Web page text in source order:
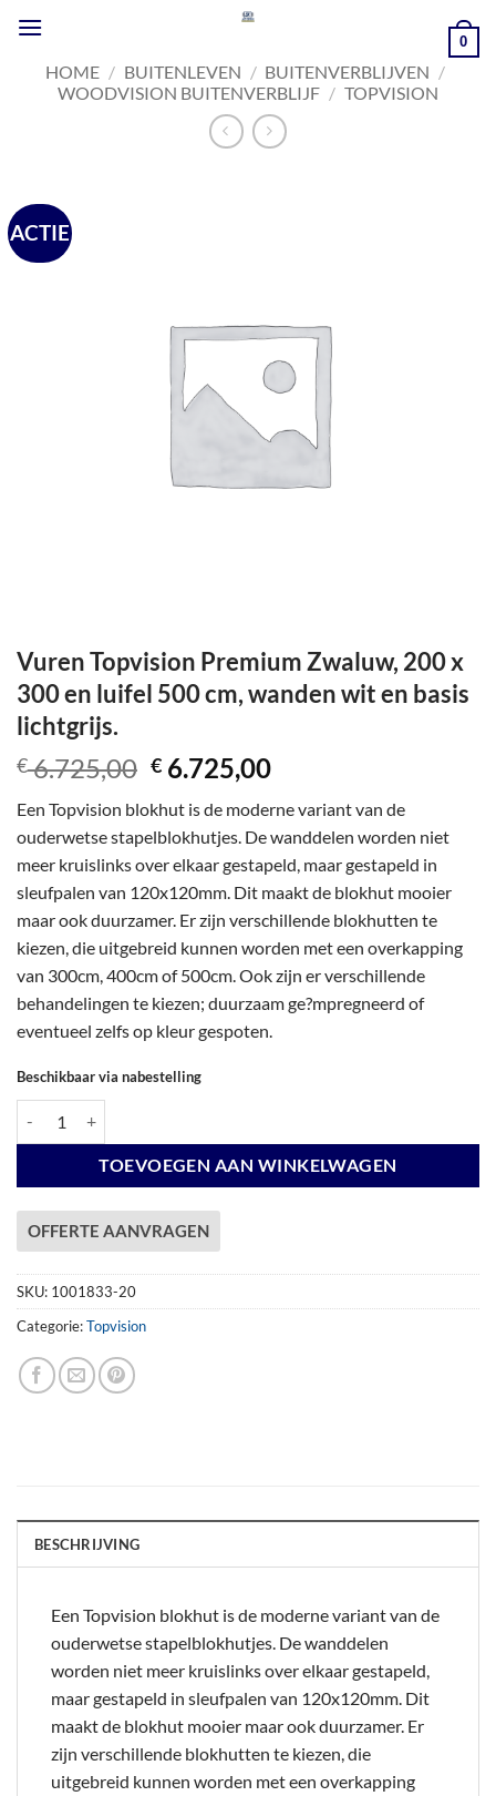
naar
inhoud
0
HOME / BUITENLEVEN / BUITENVERBLIJVEN /
WOODVISION BUITENVERBLIJF / TOPVISION
ACTIE
Vuren Topvision Premium Zwaluw, 200 x
300 en luifel 500 cm, wanden wit en basis
lichtgrijs.
€6.725,00 Oorspronkelijke
was:
€ 6.725,00.
€ 6.725,00Huidige
is:
€ 6.725,00.
Een Topvision blokhut is de moderne variant van de
ouderwetse stapelblokhutjes. De wanddelen worden niet
meer kruislinks over elkaar gestapeld, maar gestapeld in
sleufpalen van 120x120mm. Dit maakt de blokhut mooier
maar ook duurzamer. Er zijn verschillende blokhutten te
kiezen, die uitgebreid kunnen worden met een overkapping
van 300cm, 400cm of 500cm. Ook zijn er verschillende
behandelingen te kiezen; duurzaam ge?mpregneerd of
eventueel zelfs op kleur gespoten.
Beschikbaar via nabestelling
TOEVOEGEN AAN WINKELWAGEN
OFFERTE AANVRAGEN
SKU: 1001833-20
Categorie:Topvision
BESCHRIJVING
Een Topvision blokhut is de moderne variant van de
ouderwetse stapelblokhutjes. De wanddelen
worden niet meer kruislinks over elkaar gestapeld,
maar gestapeld in sleufpalen van 120x120mm. Dit
maakt de blokhut mooier maar ook duurzamer. Er
zijn verschillende blokhutten te kiezen, die
uitgebreid kunnen worden met een overkapping